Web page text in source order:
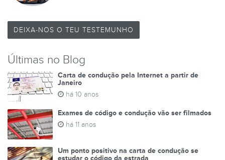
DEIXA-NOS O TEU TESTEMUNHO
Últimas no Blog
Carta de condução pela Internet a partir de
Janeiro
há 10 anos
Exames de código e condução vão ser filmados
há 11 anos
Um ponto positivo na carta de condução se